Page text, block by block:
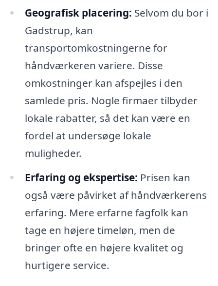
Geografisk placering: Selvom du bor i
Gadstrup, kan
transportomkostningerne for
håndværkeren variere. Disse
omkostninger kan afspejles i den
samlede pris. Nogle firmaer tilbyder
lokale rabatter, så det kan være en
fordel at undersøge lokale
muligheder.
Erfaring og ekspertise: Prisen kan
også være påvirket af håndværkerens
erfaring. Mere erfarne fagfolk kan
tage en højere timeløn, men de
bringer ofte en højere kvalitet og
hurtigere service.